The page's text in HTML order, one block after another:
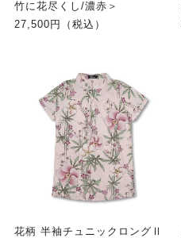
竹に花尽くし/濃赤＞
27,500円（税込）
花柄 半袖チュニックロングⅡ